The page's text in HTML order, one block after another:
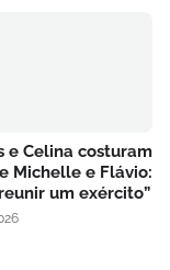
e Celina costuram
Michelle e Flávio:
um exército”